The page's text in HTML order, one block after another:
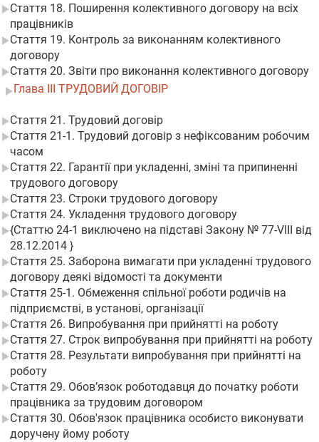
Стаття 18. Поширення колективного договору на всіх
працівників
Стаття 19. Контроль за виконанням колективного
договору
Стаття 20. Звіти про виконання колективного договору
Глава III ТРУДОВИЙ ДОГОВІР
Стаття 21. Трудовий договір
Стаття 21-1. Трудовий договір з нефіксованим робочим
часом
Стаття 22. Гарантії при укладенні, зміні та припиненні
трудового договору
Стаття 23. Строки трудового договору
Стаття 24. Укладення трудового договору
{Статтю 24-1 виключено на підставі Закону № 77-VIII від
28.12.2014 }
Стаття 25. Заборона вимагати при укладенні трудового
договору деякі відомості та документи
Стаття 25-1. Обмеження спільної роботи родичів на
підприємстві, в установі, організації
Стаття 26. Випробування при прийнятті на роботу
Стаття 27. Строк випробування при прийнятті на роботу
Стаття 28. Результати випробування при прийнятті на
роботу
Стаття 29. Обов’язок роботодавця до початку роботи
працівника за трудовим договором
Стаття 30. Обов'язок працівника особисто виконувати
доручену йому роботу